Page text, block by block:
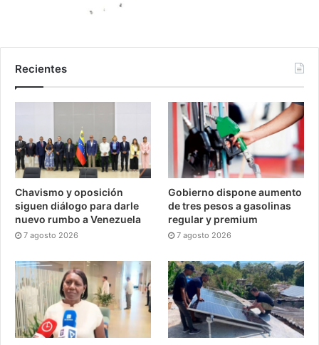
Recientes
Chavismo y oposición
siguen diálogo para darle
nuevo rumbo a Venezuela
7 agosto 2026
Gobierno dispone aumento
de tres pesos a gasolinas
regular y premium
7 agosto 2026